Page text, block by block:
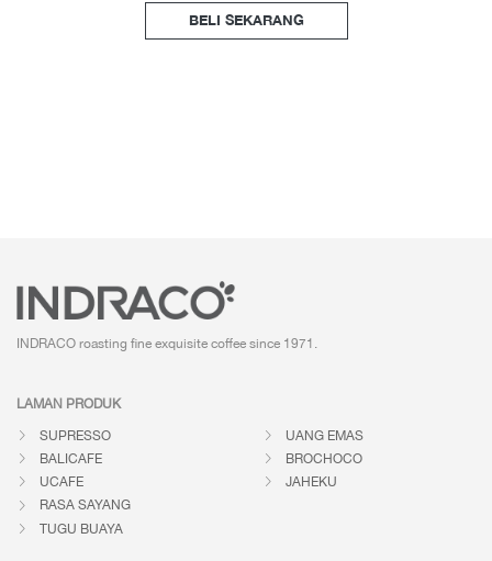
BELI SEKARANG
INDRACO roasting fine exquisite coffee since 1971.
LAMAN PRODUK
SUPRESSO
BALICAFE
UCAFE
RASA SAYANG
TUGU BUAYA
UANG EMAS
BROCHOCO
JAHEKU